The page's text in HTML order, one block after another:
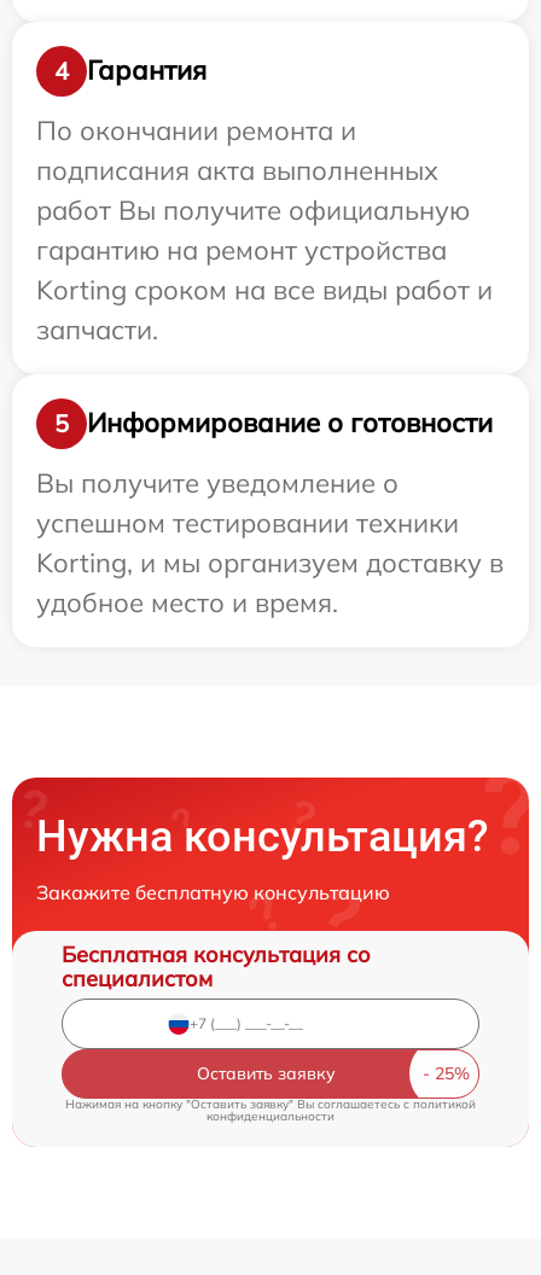
4
Гарантия
По окончании ремонта и
подписания акта выполненных
работ Вы получите официальную
гарантию на ремонт устройства
Korting сроком на все виды работ и
запчасти.
5
Информирование о готовности
Вы получите уведомление о
успешном тестировании техники
Korting, и мы организуем доставку в
удобное место и время.
Нужна консультация?
Закажите бесплатную консультацию
Бесплатная консультация со
специалистом
Оставить заявку
Нажимая на кнопку "Оставить заявку" Вы соглашаетесь cполитикой
конфиденциальности